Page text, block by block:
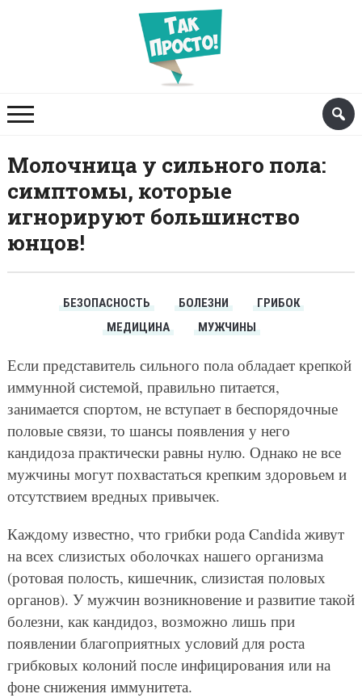
Молочница у сильного пола:
симптомы, которые
игнорируют большинство
юнцов!
БЕЗОПАСНОСТЬ БОЛЕЗНИ
ГРИБОК
МЕДИЦИНА
МУЖЧИНЫ
Если представитель сильного пола обладает крепкой
иммунной системой, правильно питается,
занимается спортом, не вступает в беспорядочные
половые связи, то шансы появления у него
кандидоза практически равны нулю. Однако не все
мужчины могут похвастаться крепким здоровьем и
отсутствием вредных привычек.
Каждому известно, что грибки рода Candida живут
на всех слизистых оболочках нашего организма
(ротовая полость, кишечник, слизистая половых
органов). У мужчин возникновение и развитие такой
болезни, как кандидоз, возможно лишь при
появлении благоприятных условий для роста
грибковых колоний после инфицирования или на
фоне снижения иммунитета.